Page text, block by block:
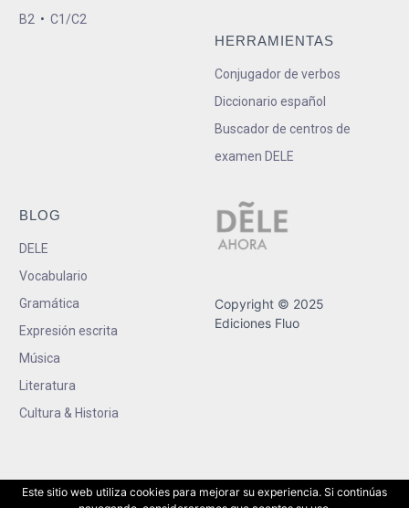
B2 • C1/C2
HERRAMIENTAS
Conjugador de verbos
Diccionario español
Buscador de centros de
examen DELE
BLOG
DELE
Vocabulario
Gramática
Expresión escrita
Música
Literatura
Cultura & Historia
Copyright © 2025
Ediciones Fluo
Este sitio web utiliza cookies para mejorar su experiencia. Si continúas